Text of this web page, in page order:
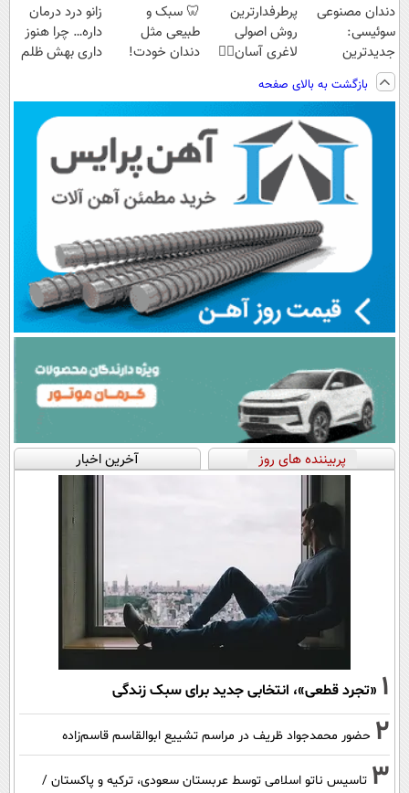
دندان مصنوعی
سوئیسی:
جدیدترین
فناوری اروپا،
سبک و مقاوم |
پرداخت قسطی
پرطرفدارترین
روش اصولی
لاغری آسان👈🏻
گیاهی(تخفیف
فقط امروز)
🦷 سبک و
طبیعی مثل
دندان خودت!
💳 📍 تهران
زانو درد درمان
داره… چرا هنوز
داری بهش ظلم
بازگشت به بالای صفحه
پربیننده های روز آخرین اخبار
1 «تجرد قطعی»، انتخابی جدید برای سبک زندگی
2 حضور محمدجواد ظریف در مراسم تشییع ابوالقاسم قاسم‌زاده
3 تاسیس ناتو اسلامی توسط عربستان سعودی، ترکیه و پاکستان /